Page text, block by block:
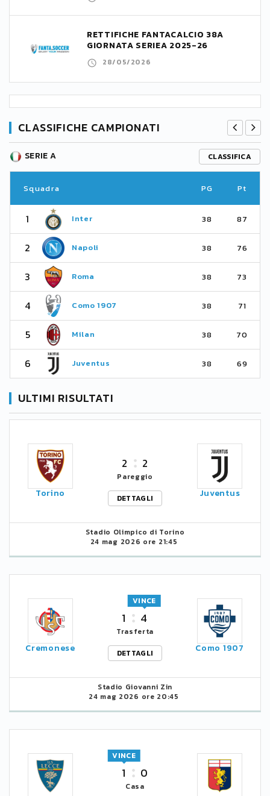
RETTIFICHE FANTACALCIO 38A
GIORNATA SERIEA 2025-26
28/05/2026
CLASSIFICHE CAMPIONATI
SERIE A CLASSIFICA
Squadra PG Pt
1 Inter 38 87
2 Napoli 38 76
3 Roma 38 73
4 Como 1907 38 71
5 Milan 38 70
6 Juventus 38 69
ULTIMI RISULTATI
Torino
2 2
Pareggio
DETTAGLI
Juventus
Stadio Olimpico di Torino
24 mag 2026 ore 21:45
Cremonese
1 4
VINCE
Trasferta
DETTAGLI
Como 1907
Stadio Giovanni Zin
24 mag 2026 ore 20:45
1
VINCE
0
Casa